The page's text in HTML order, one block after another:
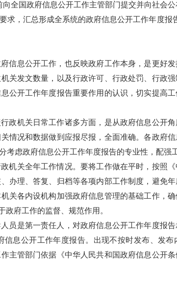
全国政府信息公开工作主管部门提交并向社会公
求，汇总形成全系统的政府信息公开工作年度报
信息公开工作，也反映政府工作本身，是更好
关发文数量，以及行政许可、行政处罚、行政
公开工作年度报告重要作用的认识，切实提高
政机关日常工作诸多方面，是从政府信息公开
情况和数据做到应报尽报，全面准确。各政府
虑政府信息公开工作年度报告的专业性，配强
机关全年工作情况。要将工作做在平时，按照
办理、答复、归档等各项内部工作制度，避免
关各内设机构加强政府信息管理的基础工作，
政府工作的监督、规范作用。
员是第一责任人，对政府信息公开工作年度报
息公开工作年度报告。出现不按时发布、发
主管部门依据《中华人民共和国政府信息公开